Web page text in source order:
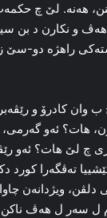
هه‌نه‌. لێ چ
هه‌ڤ و نکارن د بن
راهژه‌ دو-سێ
کادرۆ و
هات؟ ئه‌و
چ لێ هات؟ ئه‌و
ته‌ڤگه‌را کورد
به‌ری ٤۰ سالی دلڤن،
ل سه‌ر ل هه‌ڤ